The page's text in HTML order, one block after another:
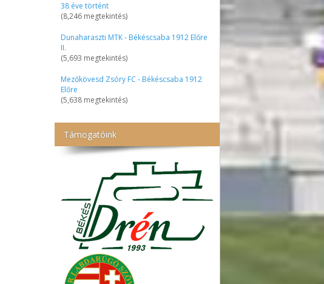
38 éve történt
(8,246 megtekintés)
Dunaharaszti MTK - Békéscsaba 1912 Előre
II.
(5,693 megtekintés)
Mezőkövesd Zsóry FC - Békéscsaba 1912
Előre
(5,638 megtekintés)
Támogatóink